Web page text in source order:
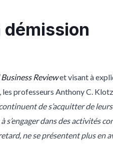
Reviewet visant à
professeurs Anthony C.
de s’acquitter de leurs
dans des activités
ne se présentent plus en